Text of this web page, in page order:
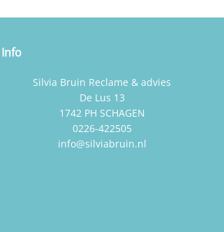
Info
Silvia Bruin Reclame & advies
De Lus 13
1742 PH SCHAGEN
0226-422505
info@silviabruin.nl